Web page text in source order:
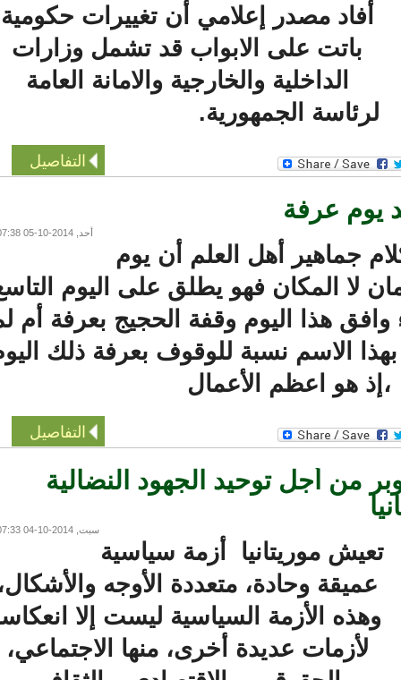
أفاد مصدر إعلامي أن تغييرات حكومية
باتت على الابواب قد تشمل وزارات
الداخلية والخارجية والامانة العامة
لرئاسة الجمهورية.
التفاصيل
عرفة
جماهير أهل العلم أن يوم
المكان فهو يطلق على اليوم التاسع
هذا اليوم وقفة الحجيج بعرفة أم لم
الاسم نسبة للوقوف بعرفة ذلك اليوم
هو اعظم الأعمال
التفاصيل
من أجل توحيد الجهود النضالية
سبت, 2014-10-04 07:33
موريتانيا أزمة سياسية
عميقة وحادة، متعددة الأوجه والأشكال،
وهذه الأزمة السياسية ليست إلا انعكاسا
لأزمات عديدة أخرى، منها الاجتماعي،